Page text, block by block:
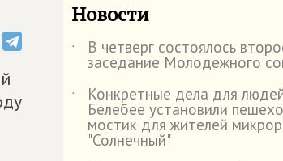
Новости
˙ В четверг состоялось
заседание Молодежного
˙
Конкретные дела для
Белебее установили
мостик для жителей
"Солнечный"